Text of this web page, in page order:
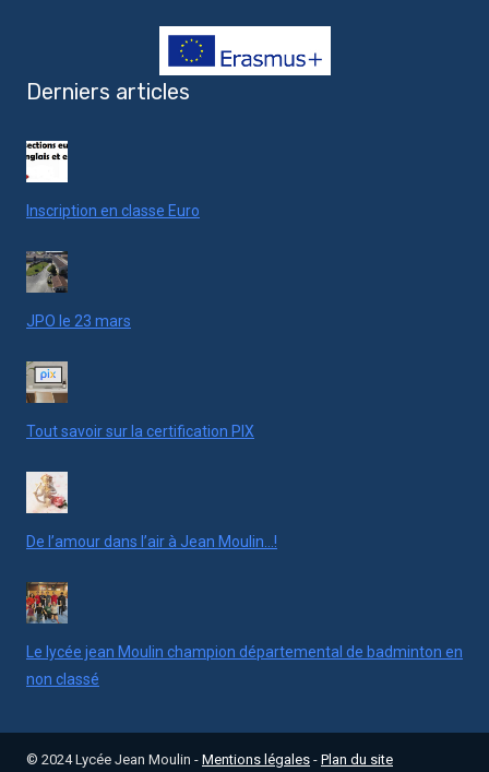
Derniers articles
Inscription en classe Euro
JPO le 23 mars
Tout savoir sur la certification PIX
De l’amour dans l’air à Jean Moulin…!
Le lycée jean Moulin champion départemental de badminton en
non classé
© 2024 Lycée Jean Moulin - Mentions légales - Plan du site